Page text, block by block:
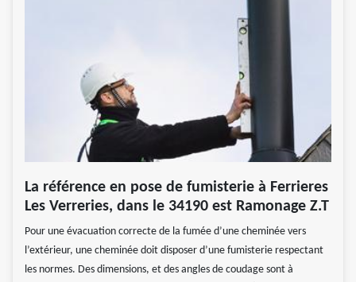
La référence en pose de fumisterie à Ferrieres
Les Verreries, dans le 34190 est Ramonage Z.T
Pour une évacuation correcte de la fumée d’une cheminée vers
l’extérieur, une cheminée doit disposer d’une fumisterie respectant
les normes. Des dimensions, et des angles de coudage sont à